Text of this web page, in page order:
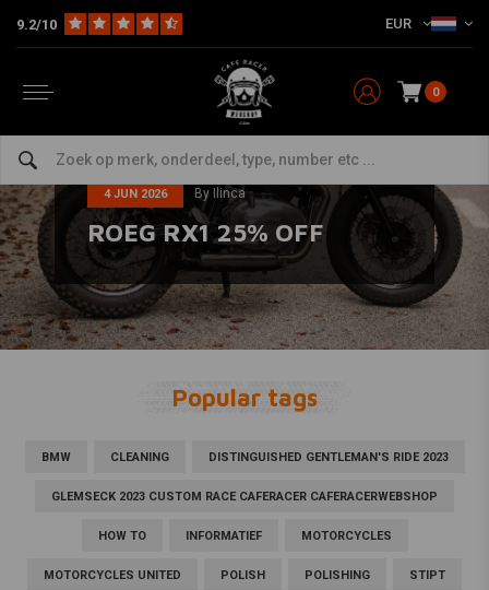
9.2/10 EUR
0
4 JUN 2026 By Ilinca
ROEG RX1 25% OFF
Popular tags
BMW CLEANING DISTINGUISHED GENTLEMAN'S RIDE 2023
GLEMSECK 2023 CUSTOM RACE CAFERACER CAFERACERWEBSHOP
HOW TO INFORMATIEF MOTORCYCLES
MOTORCYCLES UNITED POLISH POLISHING STIPT